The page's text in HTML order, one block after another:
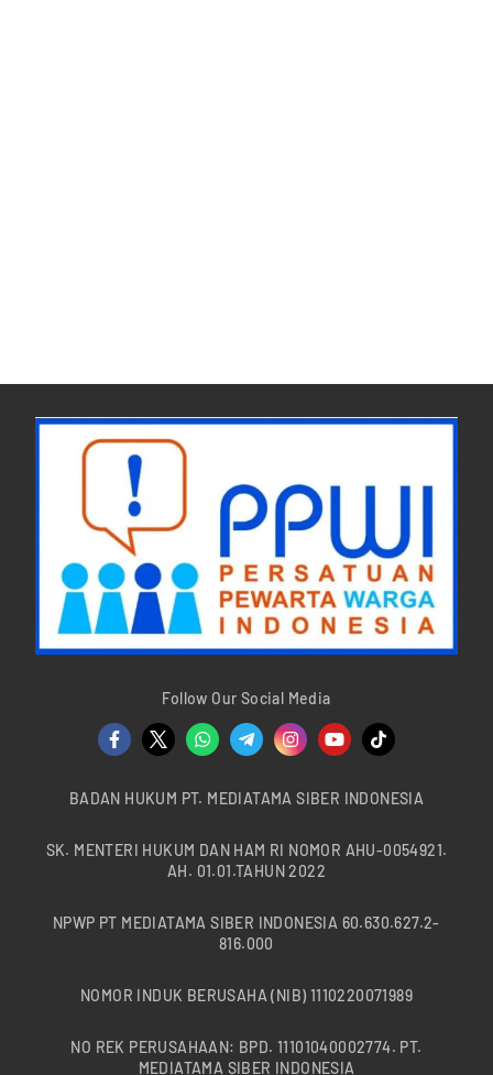
Follow Our Social Media
BADAN HUKUM PT. MEDIATAMA SIBER INDONESIA
SK. MENTERI HUKUM DAN HAM RI NOMOR AHU-0054921.
AH. 01.01.TAHUN 2022
NPWP PT MEDIATAMA SIBER INDONESIA 60.630.627.2-
816.000
NOMOR INDUK BERUSAHA (NIB) 1110220071989
NO REK PERUSAHAAN: BPD. 11101040002774. PT.
MEDIATAMA SIBER INDONESIA